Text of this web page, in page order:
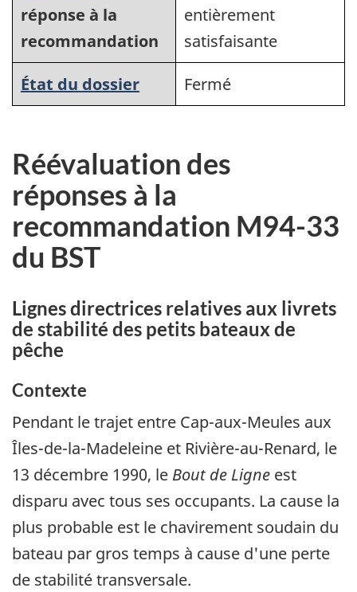
réponse à la
recommandation
entièrement
satisfaisante
État du dossier
Fermé
Réévaluation des
réponses à la
recommandation M94-33
du BST
Lignes directrices relatives aux livrets
de stabilité des petits bateaux de
pêche
Contexte
Pendant le trajet entre Cap-aux-Meules aux
Îles-de-la-Madeleine et Rivière-au-Renard, le
13 décembre 1990, le Bout de Ligne est
disparu avec tous ses occupants. La cause la
plus probable est le chavirement soudain du
bateau par gros temps à cause d'une perte
de stabilité transversale.